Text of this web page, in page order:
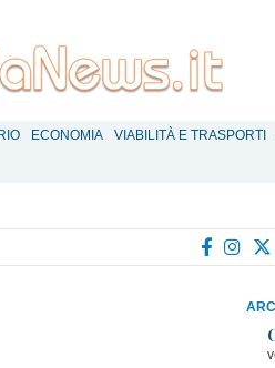
ECONOMIA VIABILITÀ E TRASPORTI